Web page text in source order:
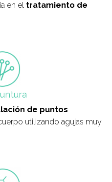
en el tratamiento de
de puntos
utilizando agujas muy